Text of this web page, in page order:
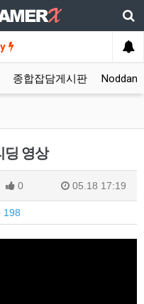
종합잡담게시판
딩 영상
0 05.18 17:19
198